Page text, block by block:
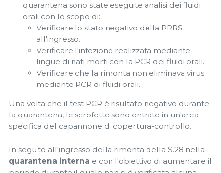
quarantena sono state eseguite analisi dei fluidi
orali con lo scopo di:
Verificare lo stato negativo della PRRS
all'ingresso.
Verificare l'infezione realizzata mediante
lingue di nati morti con la PCR dei fluidi orali.
Verificare che la rimonta non eliminava virus
mediante PCR di fluidi orali.
Una volta che il test PCR è risultato negativo durante
la quarantena, le scrofette sono entrate in un'area
specifica del capannone di copertura-controllo.
In seguito all'ingresso della rimonta della S.28 nella
quarantena interna e con l'obiettivo di aumentare il